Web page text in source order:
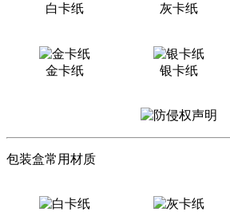
白卡纸 灰卡纸
金卡纸 银卡纸
包装盒常用材质